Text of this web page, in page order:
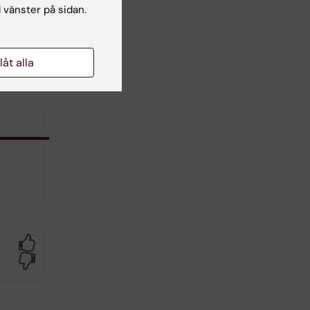
på sidan.
alla